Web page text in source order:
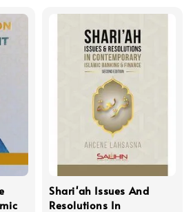
Shari'ah Issues And
Resolutions In